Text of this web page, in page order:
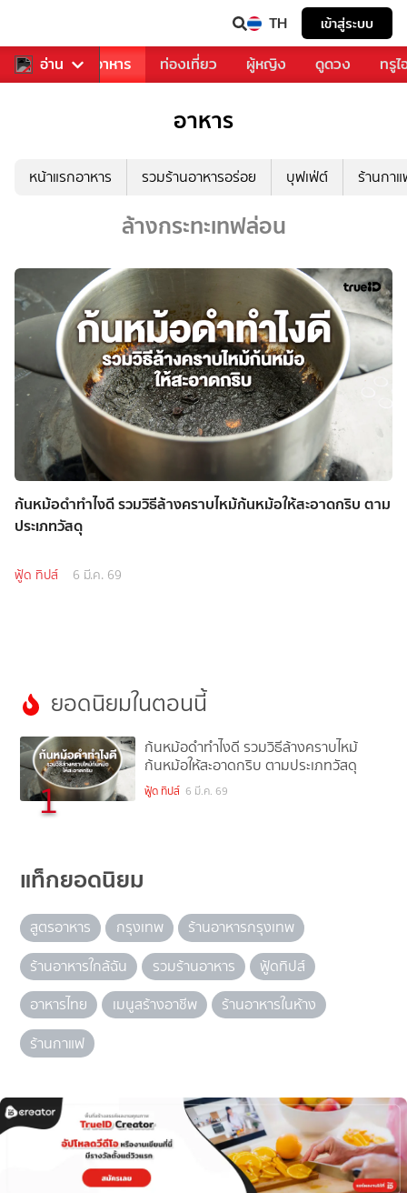
TH เข้าสู่ระบบ
อ่าน
การเพลง อาหาร ท่องเที่ยว ผู้หญิง ดูดวง ทรู
อาหาร
หน้าแรกอาหาร รวมร้านอาหารอร่อย บุฟเฟ่ต์ ร้านกา
ล้างกระทะเทฟล่อน
ก้นหม้อดำทำไงดี รวมวิธีล้างคราบไหม้ก้นหม้อให้สะอาดกริบ ตาม
ประเภทวัสดุ
ฟู้ด ทิปส์ 6 มี.ค. 69
ยอดนิยมในตอนนี้
1
ก้นหม้อดำทำไงดี รวมวิธีล้างคราบไหม้
ก้นหม้อให้สะอาดกริบ ตามประเภทวัสดุ
ฟู้ด ทิปส์ 6 มี.ค. 69
แท็กยอดนิยม
สูตรอาหาร กรุงเทพ
ร้านอาหารกรุงเทพ
ร้านอาหารใกล้ฉัน
รวมร้านอาหาร
ฟู้ดทิปส์
อาหารไทย
เมนูสร้างอาชีพ
ร้านอาหารในห้าง
ร้านกาแฟ